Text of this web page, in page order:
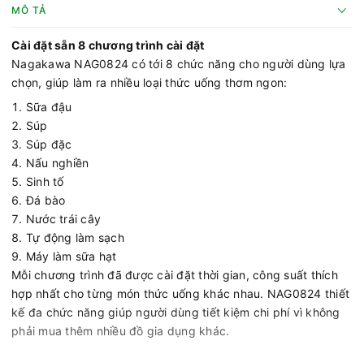
MÔ TẢ
Cài đặt sẵn 8 chương trình cài đặt
Nagakawa NAG0824 có tới 8 chức năng cho người dùng lựa
chọn, giúp làm ra nhiều loại thức uống thơm ngon:
Sữa đậu
Súp
Súp đặc
Nấu nghiền
Sinh tố
Đá bào
Nước trái cây
Tự động làm sạch
Máy làm sữa hạt
Mỗi chương trình đã được cài đặt thời gian, công suất thích
hợp nhất cho từng món thức uống khác nhau. NAG0824 thiết
kế đa chức năng giúp người dùng tiết kiệm chi phí vì không
phải mua thêm nhiều đồ gia dụng khác.